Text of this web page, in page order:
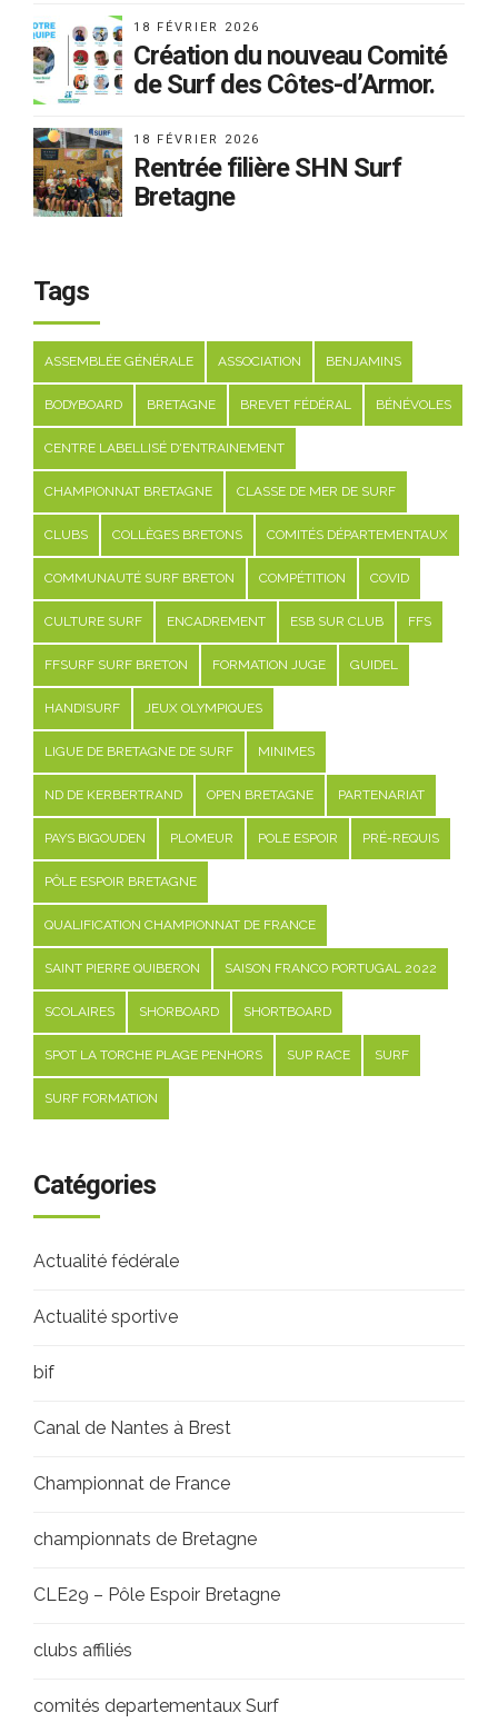
18 FÉVRIER 2026
Création du nouveau Comité
de Surf des Côtes-d’Armor.
18 FÉVRIER 2026
Rentrée filière SHN Surf
Bretagne
Tags
ASSEMBLÉE GÉNÉRALE ASSOCIATION BENJAMINS
BODYBOARD BRETAGNE BREVET FÉDÉRAL BÉNÉVOLES
CENTRE LABELLISÉ D'ENTRAINEMENT
CHAMPIONNAT BRETAGNE CLASSE DE MER DE SURF
CLUBS COLLÈGES BRETONS COMITÉS DÉPARTEMENTAUX
COMMUNAUTÉ SURF BRETON COMPÉTITION COVID
CULTURE SURF ENCADREMENT ESB SUR CLUB FFS
FFSURF SURF BRETON FORMATION JUGE GUIDEL
HANDISURF JEUX OLYMPIQUES
LIGUE DE BRETAGNE DE SURF MINIMES
ND DE KERBERTRAND OPEN BRETAGNE PARTENARIAT
PAYS BIGOUDEN PLOMEUR POLE ESPOIR PRÉ-REQUIS
PÔLE ESPOIR BRETAGNE
QUALIFICATION CHAMPIONNAT DE FRANCE
SAINT PIERRE QUIBERON SAISON FRANCO PORTUGAL 2022
SCOLAIRES SHORBOARD SHORTBOARD
SPOT LA TORCHE PLAGE PENHORS SUP RACE SURF
SURF FORMATION
Catégories
Actualité fédérale
Actualité sportive
bif
Canal de Nantes à Brest
Championnat de France
championnats de Bretagne
CLE29 – Pôle Espoir Bretagne
clubs affiliés
comités departementaux Surf